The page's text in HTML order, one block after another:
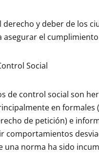
derecho y deber de los
asegurar el
Social
de control social son
en formales
de petición) e
comportamientos
una norma ha sido